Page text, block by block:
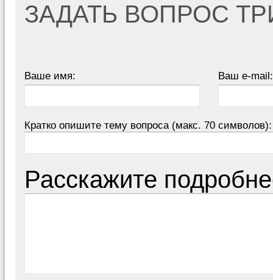
ЗАДАТЬ ВОПРОС
Ваше имя: Ваш e-mail:
Кратко опишите тему вопроса (макс. 70 символов):
Расскажите